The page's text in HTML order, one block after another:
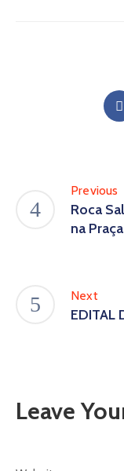
Previous
Roca
na
Next
EDITAL
Leave